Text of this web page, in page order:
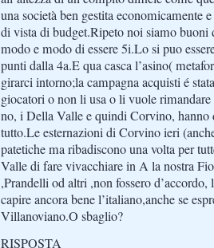
una società ben gestita economicamente
di vista di budget.Ripeto noi siamo buoni
modo e modo di essere 5i.Lo si puo
punti dalla 4a.E qua casca l’asino(
girarci intorno;la campagna acquisti é
giocatori o non li usa o li vuole
no, i Della Valle e quindi Corvino,
tutto.Le esternazioni di Corvino ieri
patetiche ma ribadiscono una volta per
Valle di fare vivacchiare in A la nostra
,Prandelli od altri ,non fossero d’accordo,
capire ancora bene l’italiano,anche se
Villanoviano.O sbaglio?
RISPOSTA